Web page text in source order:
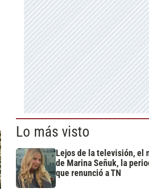
Lo más visto
Lejos de la televisión, el
de Marina Señuk, la
que renunció a TN